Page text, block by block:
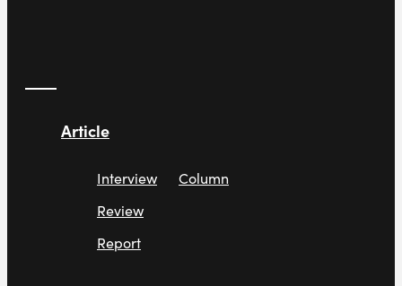
Article
Interview
Review
Report
Column